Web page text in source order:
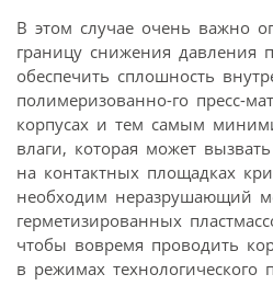
В этом случае очень важно
границу снижения давления
обеспечить сплошность
полимеризованно-го пресс-
корпусах и тем самым
влаги, которая может
на контактных площадках
необходим неразрушающий
герметизированных
чтобы вовремя проводить
в режимах технологического